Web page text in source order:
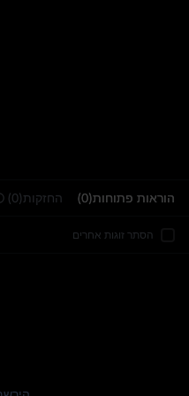
הוראות פתוחות(0) החזקות(0)
הסתר זוגות אחרים